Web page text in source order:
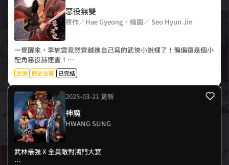
惡役無雙
原作／Hae Gyeong、繪圖／ Seo Hyun Jin
一覺醒來，李施雲竟然穿越進自己寫的武俠小說裡了！偏偏還是個小
配角惡役赫連雲！
身為魔教四公子，赫連雲卻是個身體弱到爆的遜咖，加上好色又不學
無術，簡直是人見人棄嫌。最悲慘的是，他很快就將被英雄主角一劍
斬殺！
為了活下去，赫連雲只有變強再變強！看早已預知故事發展的他，要
如何開外掛闖蕩武林，扭轉命運，成為最強惡役無雙！
武俠 歷史古裝 已完結
2025-03-21 更新
神魔
HWANG SUNG
武林最強 X 全員敵對鴻門大宴